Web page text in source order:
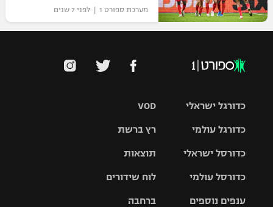
מערכת ספורט 1 | לפני 7 שנים
VOD
רץ ברשת
תוצאות
לוח שידורים
ברחבה
כדורגל ישראלי
גביע הטוטו
כדורגל עולמי
האלופות
ליגה
כדורסל ישראלי
סל
כדורסל עולמי
ענפים נוספים